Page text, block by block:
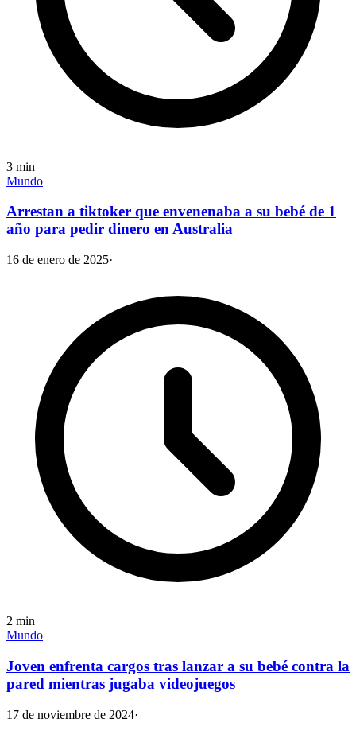
3 min
Mundo
Arrestan a tiktoker que envenenaba a su bebé de 1
año para pedir dinero en Australia
16 de enero de 2025·
2 min
Mundo
Joven enfrenta cargos tras lanzar a su bebé contra la
pared mientras jugaba videojuegos
17 de noviembre de 2024·